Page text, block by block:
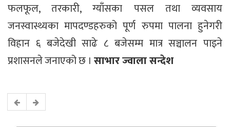
फलफूल, तरकारी, ग्याँसका पसल तथा व्यवसाय
जनस्वास्थ्यका मापदण्डहरुको पूर्ण रुपमा पालना हुनेगरी
विहान ६ बजेदेखी साढे ८ बजेसम्म मात्र सञ्चालन पाइने
प्रशासनले जनाएको छ । साभार ज्वाला सन्देश